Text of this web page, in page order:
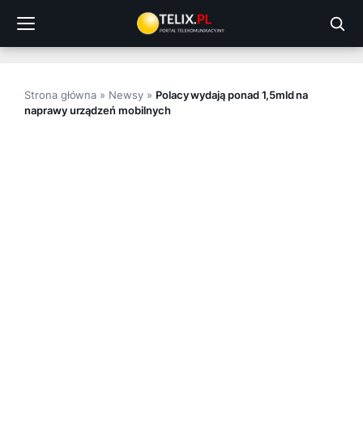
treści
Strona główna » Newsy» Polacy wydają ponad 1,5mld na
naprawy urządzeń mobilnych